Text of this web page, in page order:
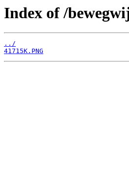
Index of /
../
41715K.PNG